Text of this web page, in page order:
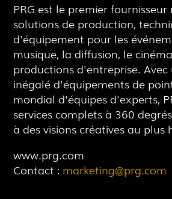
PRG est le premier
solutions de production,
d'équipement pour les
musique, la diffusion, le
productions d'entreprise.
inégalé d'équipements de
mondial d'équipes d'experts,
services complets à 360
à des visions créatives au plus
www.prg.com
Contact : marketing@prg.com